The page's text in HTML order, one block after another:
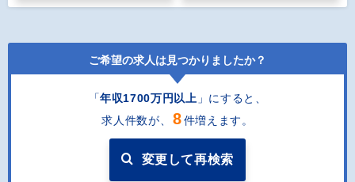
ご希望の求人は見つかりましたか？
「年収1700万円以上 」にすると
求人件数が、
8件増えます。
変更して再検索